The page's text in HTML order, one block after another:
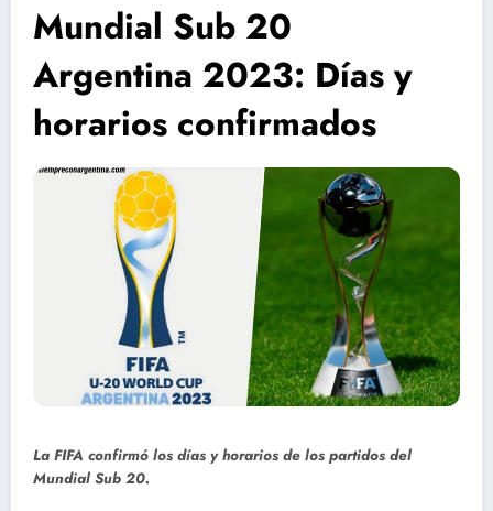
Mundial Sub 20
Argentina 2023: Días y
horarios confirmados
La FIFA confirmó los días y horarios de los partidos del
Mundial Sub 20.